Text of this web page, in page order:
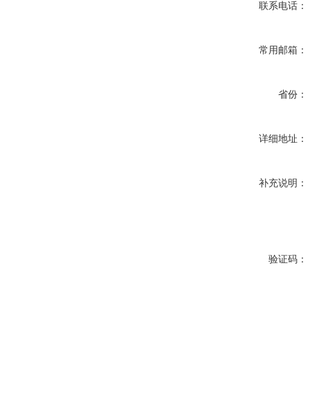
联系电话：
常用邮箱：
省份：
详细地址：
补充说明：
验证码：